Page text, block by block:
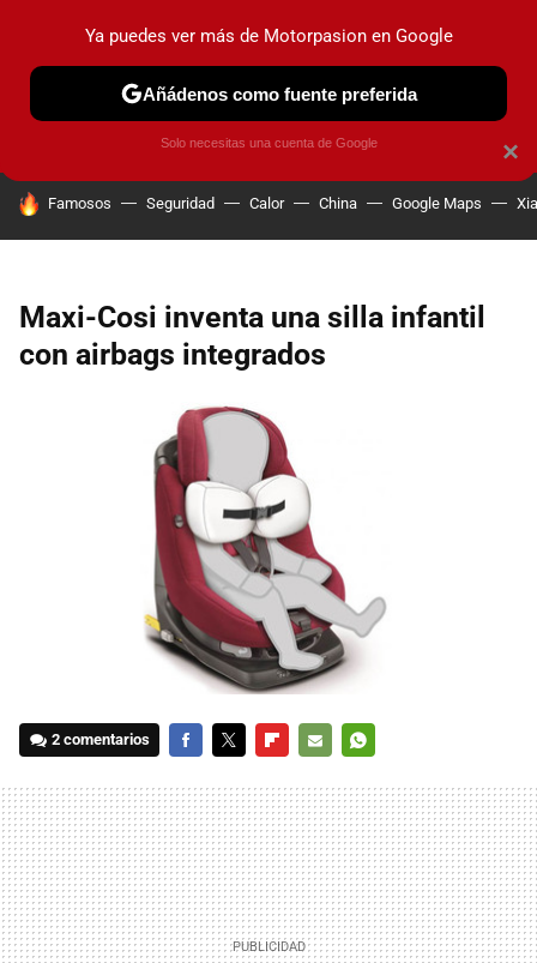
PRUEBAS COCHES ELÉCTRICOS OBSERVATORIO
HOY SE HABLA DE
Famosos Seguridad Calor China Google Maps
Maxi-Cosi inventa una silla infantil
con airbags integrados
2 comentarios
MAIL
×
Ya puedes ver más de Motorpasion en Google
Añádenos como fuente preferida
Solo necesitas una cuenta de Google